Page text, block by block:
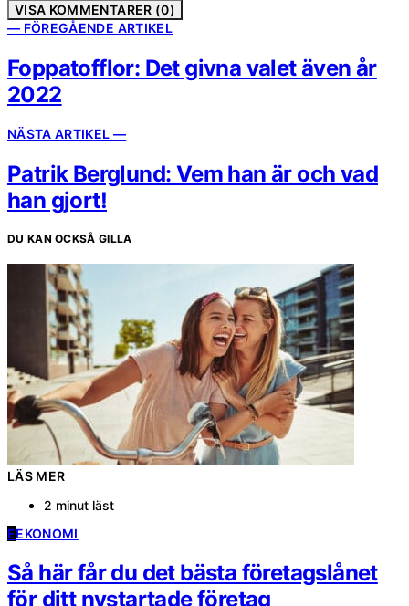
VISA KOMMENTARER (0)
— FÖREGÅENDE ARTIKEL
Foppatofflor: Det givna valet även år
2022
NÄSTA ARTIKEL —
Patrik Berglund: Vem han är och vad
han gjort!
DU KAN OCKSÅ GILLA
LÄS MER
2 minut läst
EEKONOMI
Så här får du det bästa företagslånet
för ditt nystartade företag